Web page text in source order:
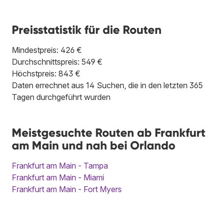
Preisstatistik für die Routen
Mindestpreis: 426 €
Durchschnittspreis: 549 €
Höchstpreis: 843 €
Daten errechnet aus 14 Suchen, die in den letzten 365
Tagen durchgeführt wurden
Meistgesuchte Routen ab Frankfurt
am Main und nah bei Orlando
Frankfurt am Main - Tampa
Frankfurt am Main - Miami
Frankfurt am Main - Fort Myers